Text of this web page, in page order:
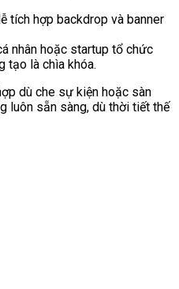
tích hợp backdrop và banner
nhân hoặc startup tổ chức
tạo là chìa khóa.
dù che sự kiện hoặc sàn
luôn sẵn sàng, dù thời tiết thế